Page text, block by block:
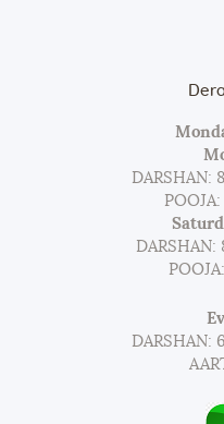
DARSHAN:
DARSHAN:
DARSHAN: